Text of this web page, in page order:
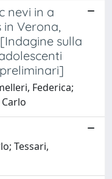
nevi in a
Verona,
sulla
Federica;
Tessari,